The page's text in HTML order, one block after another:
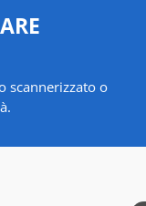
scannerizzato o